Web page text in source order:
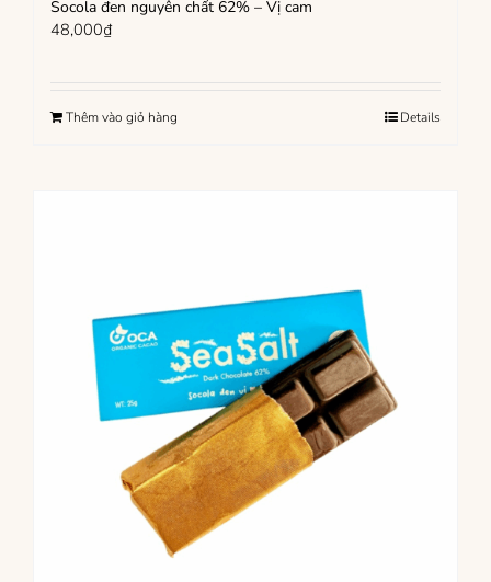
Socola đen nguyên chất 62% – Vị cam
48,000₫
Thêm vào giỏ hàng Details